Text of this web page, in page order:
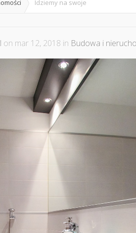
Idziemy na swoje
on mar 12, 2018 in Budowa i